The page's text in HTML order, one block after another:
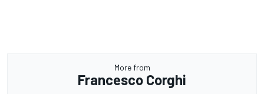
More from
Francesco Corghi